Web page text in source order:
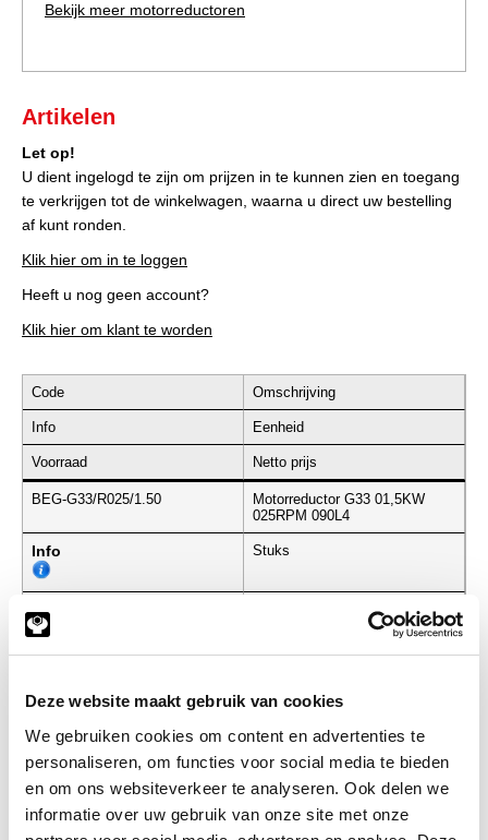
Deze website maakt gebruik van cookies
We gebruiken cookies om content en advertenties te
personaliseren, om functies voor social media te bieden
en om ons websiteverkeer te analyseren. Ook delen we
informatie over uw gebruik van onze site met onze
Bekijk meer motorreductoren
Artikelen
Let op!
U dient ingelogd te zijn om prijzen in te kunnen zien en toegang
te verkrijgen tot de winkelwagen, waarna u direct uw bestelling
af kunt ronden.
Klik hier om in te loggen
Heeft u nog geen account?
Klik hier om klant te worden
Code Omschrijving
Info Eenheid
Voorraad Netto prijs
BEG-G33/R025/1.50
Motorreductor G33 01,5KW
025RPM 090L4
Info Stuks
Gerelateerde categorieën voor
Motorreductor G33 RVS Ø40 25RPM